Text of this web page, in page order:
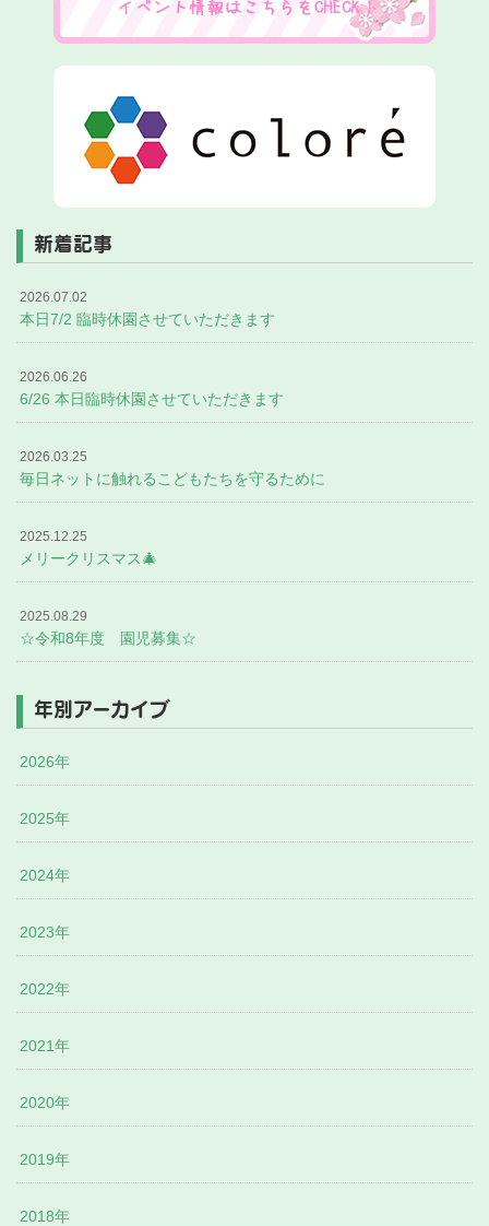
新着記事
2026.07.02
本日7/2 臨時休園させていただきます
2026.06.26
6/26 本日臨時休園させていただきます
2026.03.25
毎日ネットに触れるこどもたちを守るために
2025.12.25
メリークリスマス🎄
2025.08.29
☆令和8年度 園児募集☆
年別アーカイブ
2026年
2025年
2024年
2023年
2022年
2021年
2020年
2019年
2018年